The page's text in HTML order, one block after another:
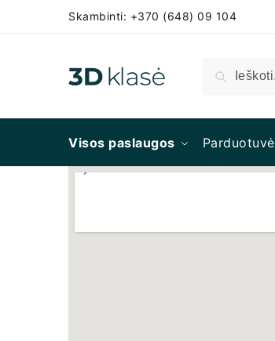
Skambinti: +370 (648) 09 104
Ieškoti
Visos paslaugos Parduotuvė